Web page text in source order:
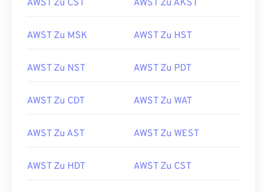
AWST Zu CST AWST Zu AKST
AWST Zu MSK AWST Zu HST
AWST Zu NST AWST Zu PDT
AWST Zu CDT AWST Zu WAT
AWST Zu AST AWST Zu WEST
AWST Zu HDT AWST Zu CST